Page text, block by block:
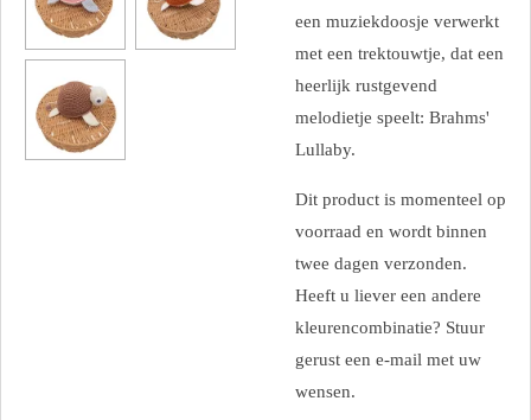
een muziekdoosje verwerkt
met een trektouwtje, dat een
heerlijk rustgevend
melodietje speelt: Brahms'
Lullaby.
Dit product is momenteel op
voorraad en wordt binnen
twee dagen verzonden.
Heeft u liever een andere
kleurencombinatie? Stuur
gerust een e-mail met uw
wensen.